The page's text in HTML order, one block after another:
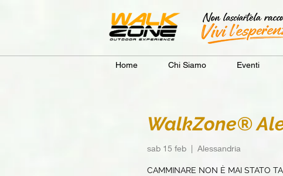
Home Chi Siamo Eventi
WalkZone®
sab 15 feb
  |
Alessandria
CAMMINARE NON È MAI STATO